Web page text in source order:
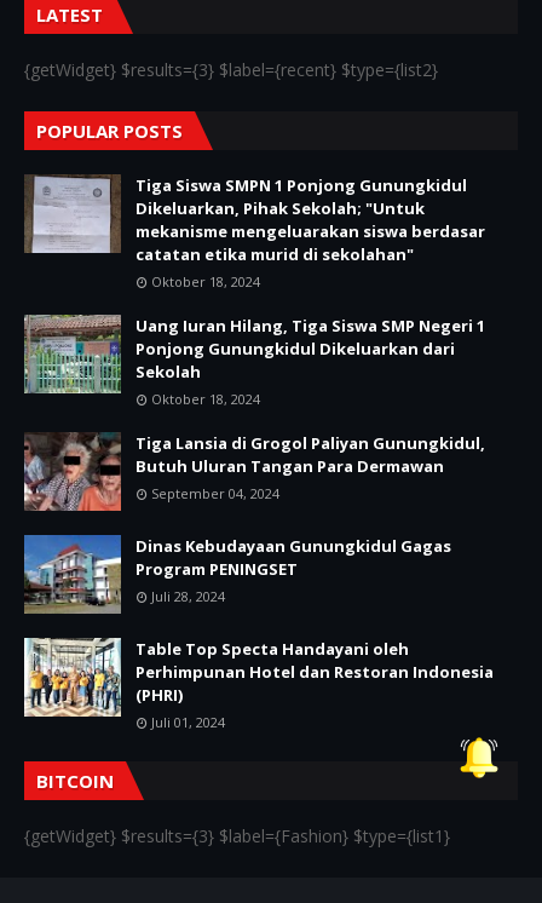
LATEST
{getWidget} $results={3} $label={recent} $type={list2}
POPULAR POSTS
Tiga Siswa SMPN 1 Ponjong Gunungkidul
Dikeluarkan, Pihak Sekolah; "Untuk
mekanisme mengeluarakan siswa berdasar
catatan etika murid di sekolahan"
Oktober 18, 2024
Uang Iuran Hilang, Tiga Siswa SMP Negeri 1
Ponjong Gunungkidul Dikeluarkan dari
Sekolah
Oktober 18, 2024
Tiga Lansia di Grogol Paliyan Gunungkidul,
Butuh Uluran Tangan Para Dermawan
September 04, 2024
Dinas Kebudayaan Gunungkidul Gagas
Program PENINGSET
Juli 28, 2024
Table Top Specta Handayani oleh
Perhimpunan Hotel dan Restoran Indonesia
(PHRI)
Juli 01, 2024
BITCOIN
{getWidget} $results={3} $label={Fashion} $type={list1}